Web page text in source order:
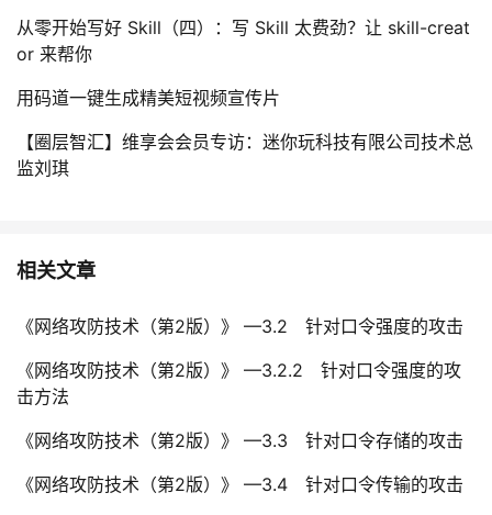
从零开始写好 Skill（四）：写 Skill 太费劲？让 skill-creat
or 来帮你
用码道一键生成精美短视频宣传片
【圈层智汇】维享会会员专访：迷你玩科技有限公司技术总
监刘琪
相关文章
《网络攻防技术（第2版）》 —3.2 针对口令强度的攻击
《网络攻防技术（第2版）》 —3.2.2 针对口令强度的攻
击方法
《网络攻防技术（第2版）》 —3.3 针对口令存储的攻击
《网络攻防技术（第2版）》 —3.4 针对口令传输的攻击